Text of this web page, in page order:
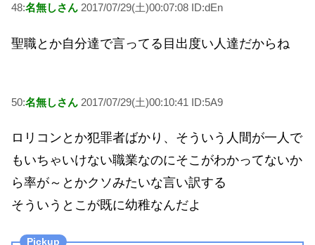
48:名無しさん 2017/07/29(土)00:07:08 ID:dEn
聖職とか自分達で言ってる目出度い人達だからね
50:名無しさん 2017/07/29(土)00:10:41 ID:5A9
ロリコンとか犯罪者ばかり、そういう人間が一人で
もいちゃいけない職業なのにそこがわかってないか
ら率が～とかクソみたいな言い訳する
そういうとこが既に幼稚なんだよ